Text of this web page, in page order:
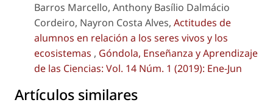
Barros Marcello, Anthony Basílio Dalmácio
Cordeiro, Nayron Costa Alves, Actitudes de
alumnos en relación a los seres vivos y los
ecosistemas , Góndola, Enseñanza y Aprendizaje
de las Ciencias: Vol. 14 Núm. 1 (2019): Ene-Jun
Artículos similares